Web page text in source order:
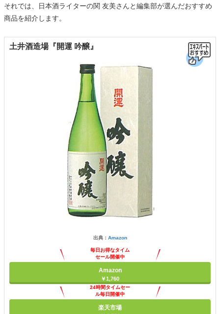
それでは、日本酒ライターの関 友美さんと編集部が選んだおすすめ
商品を紹介します。
土井酒造場『開運 吟醸』
出典： Amazon
毎日お得なタイム
セール開催中
Amazon
￥1,760
24時間タイムセー
ル毎日開催中
楽天市場